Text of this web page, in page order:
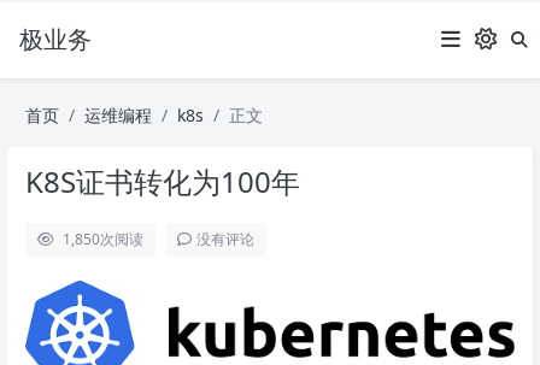
极业务
首页 运维编程 k8s 正文
K8S证书转化为100年
1,850次阅读 没有评论